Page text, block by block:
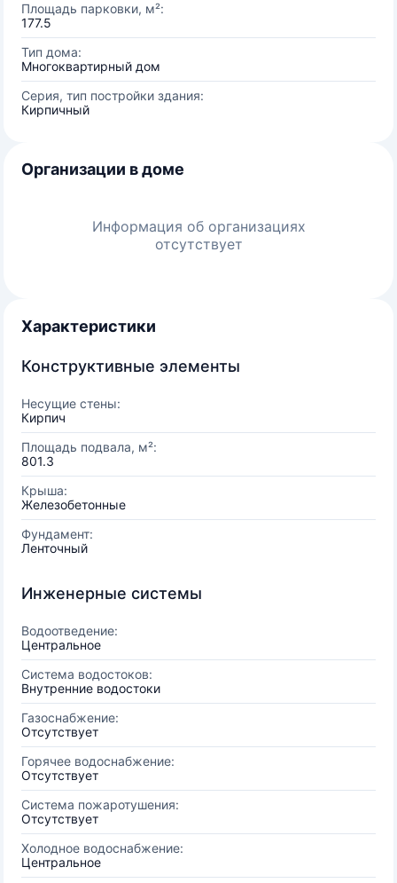
Площадь парковки, м²:
177.5
Тип дома:
Многоквартирный дом
Серия, тип постройки здания:
Кирпичный
Организации в доме
Информация об организациях
отсутствует
Характеристики
Конструктивные элементы
Несущие стены:
Кирпич
Площадь подвала, м²:
801.3
Крыша:
Железобетонные
Фундамент:
Ленточный
Инженерные системы
Водоотведение:
Центральное
Система водостоков:
Внутренние водостоки
Газоснабжение:
Отсутствует
Горячее водоснабжение:
Отсутствует
Система пожаротушения:
Отсутствует
Холодное водоснабжение:
Центральное